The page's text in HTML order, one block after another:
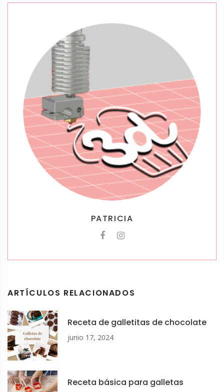
PATRICIA
ARTÍCULOS RELACIONADOS
Receta de galletitas de chocolate
junio 17, 2024
Receta básica para galletas